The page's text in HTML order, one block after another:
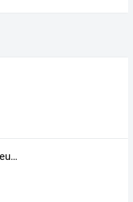
Des Abeilles, des Fleurs et des Hommes